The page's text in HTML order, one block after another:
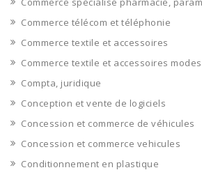
Commerce télécom et téléphonie
Commerce textile et accessoires
Commerce textile et accessoires modes
Compta, juridique
Conception et vente de logiciels
Concession et commerce de véhicules
Concession et commerce vehicules
Conditionnement en plastique